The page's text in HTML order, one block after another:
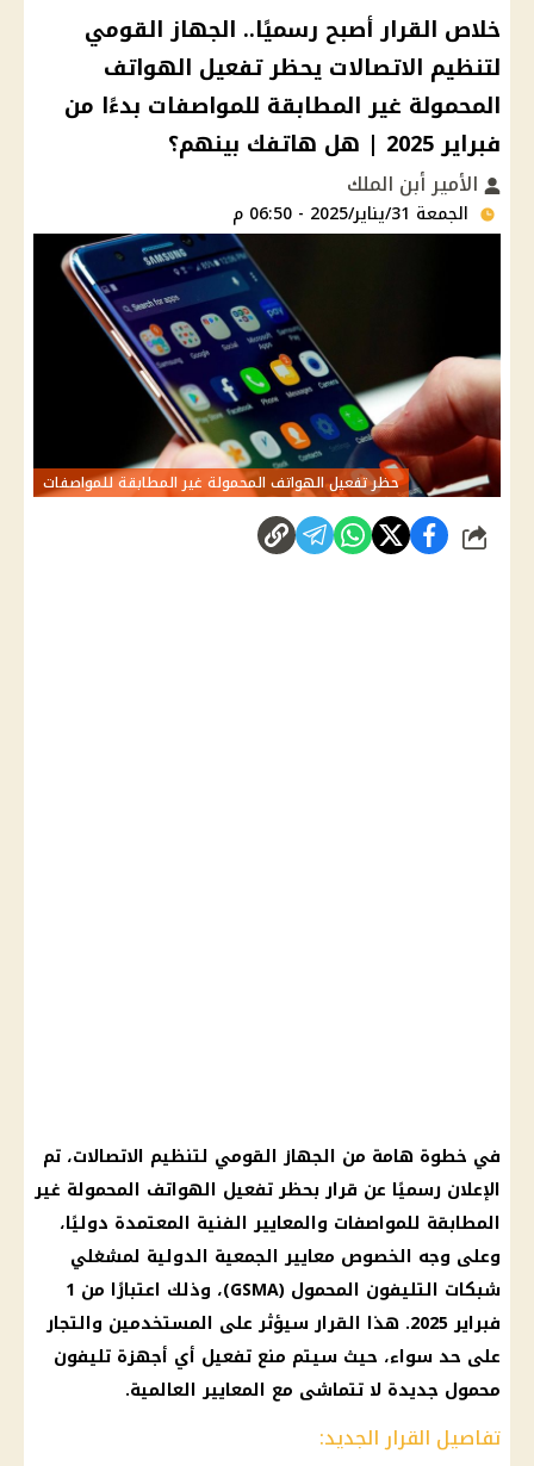
خلاص القرار أصبح رسميًا.. الجهاز القومي
لتنظيم الاتصالات يحظر تفعيل الهواتف
المحمولة غير المطابقة للمواصفات بدءًا من
فبراير 2025 | هل هاتفك بينهم؟
الأمير أبن الملك
الجمعة 31/يناير/2025 - 06:50 م
حظر تفعيل الهواتف المحمولة غير المطابقة للمواصفات
شارك
في خطوة هامة من الجهاز القومي لتنظيم الاتصالات، تم
الإعلان رسميًا عن قرار بحظر تفعيل الهواتف المحمولة غير
المطابقة للمواصفات والمعايير الفنية المعتمدة دوليًا،
وعلى وجه الخصوص معايير الجمعية الدولية لمشغلي
شبكات التليفون المحمول (GSMA)، وذلك اعتبارًا من 1
فبراير 2025. هذا القرار سيؤثر على المستخدمين والتجار
على حد سواء، حيث سيتم منع تفعيل أي أجهزة تليفون
محمول جديدة لا تتماشى مع المعايير العالمية.
تفاصيل القرار الجديد: